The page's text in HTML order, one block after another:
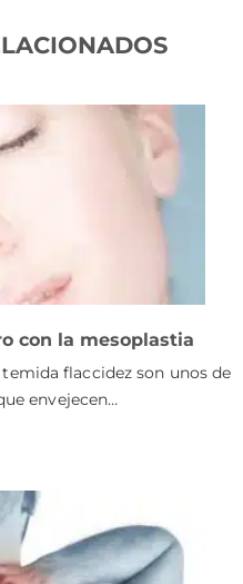
con la mesoplastia
flaccidez son unos de
envejecen…